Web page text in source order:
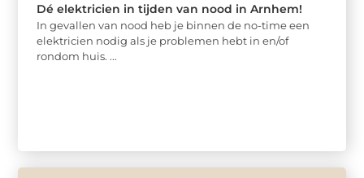
Dé elektricien in tijden van nood in Arnhem!
In gevallen van nood heb je binnen de no-time een
elektricien nodig als je problemen hebt in en/of
rondom huis. ...